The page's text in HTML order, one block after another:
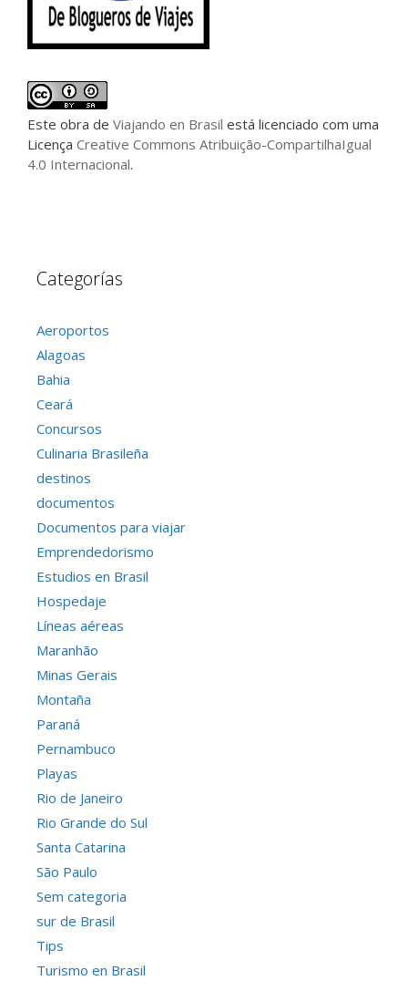
Este obra de Viajando en Brasil está licenciado com uma
Licença Creative Commons Atribuição-CompartilhaIgual
4.0 Internacional.
Categorías
Aeroportos
Alagoas
Bahia
Ceará
Concursos
Culinaria Brasileña
destinos
documentos
Documentos para viajar
Emprendedorismo
Estudios en Brasil
Hospedaje
Líneas aéreas
Maranhão
Minas Gerais
Montaña
Paraná
Pernambuco
Playas
Rio de Janeiro
Rio Grande do Sul
Santa Catarina
São Paulo
Sem categoria
sur de Brasil
Tips
Turismo en Brasil